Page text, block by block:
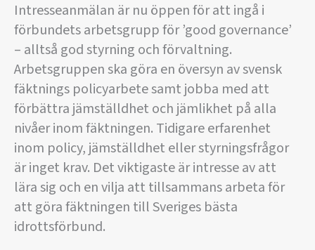
Intresseanmälan är nu öppen för att ingå i
förbundets arbetsgrupp för ’good governance’
– alltså god styrning och förvaltning.
Arbetsgruppen ska göra en översyn av svensk
fäktnings policyarbete samt jobba med att
förbättra jämställdhet och jämlikhet på alla
nivåer inom fäktningen. Tidigare erfarenhet
inom policy, jämställdhet eller styrningsfrågor
är inget krav. Det viktigaste är intresse av att
lära sig och en vilja att tillsammans arbeta för
att göra fäktningen till Sveriges bästa
idrottsförbund.